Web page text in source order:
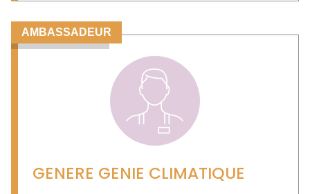
AMBASSADEUR
GENERE GENIE CLIMATIQUE